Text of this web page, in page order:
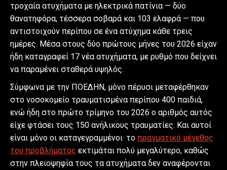
τροχαία ατυχήματα με ηλεκτρικά πατίνια — δύο
θανατηφόρα, τέσσερα σοβαρά και 103 ελαφρά — που
αντιστοιχούν περίπου σε ένα ατύχημα κάθε τρεις
ημέρες. Μέσα στους δύο πρώτους μήνες του 2026 είχαν
ήδη καταγραφεί 17 νέα ατυχήματα, με ρυθμό που δείχνει
να παραμένει σταθερά υψηλός.
Σύμφωνα με την ΠΟΕΔΗΝ, μόνο πέρυσι μεταφέρθηκαν
στο νοσοκομείο τραυματισμένα περίπου 400 παιδιά,
ενώ ήδη στο πρώτο τρίμηνο του 2026 ο αριθμός αυτός
είχε φτάσει τους 150 ανήλικους τραυματίες. Και αυτοί
είναι μόνο οι καταγεγραμμένοι· το πραγματικό μέγεθος
του προβλήματος εκτιμάται πολύ μεγαλύτερο, καθώς
στην πλειοψηφία τους τα ατυχήματα δεν αναφέρονται